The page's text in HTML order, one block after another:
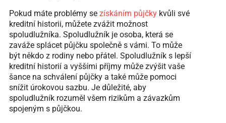
Pokud máte problémy se získáním půjčkykvůli své
kreditní historii, můžete zvážit možnost
spoludlužníka. Spoludlužník je osoba, která se
zaváže splácet půjčku společně s vámi. To může
být někdo z rodiny nebo přátel. Spoludlužník s lepší
kreditní historií a vyššími příjmy může zvýšit vaše
šance na schválení půjčky a také může pomoci
snížit úrokovou sazbu. Je důležité, aby
spoludlužník rozuměl všem rizikům a závazkům
spojeným s půjčkou.